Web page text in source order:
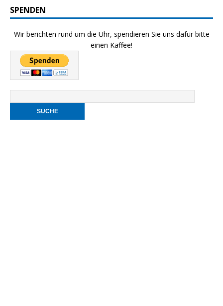
SPENDEN
Wir berichten rund um die Uhr, spendieren Sie uns dafür bitte
einen Kaffee!